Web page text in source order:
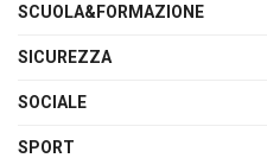
SCUOLA&FORMAZIONE
SICUREZZA
SOCIALE
SPORT